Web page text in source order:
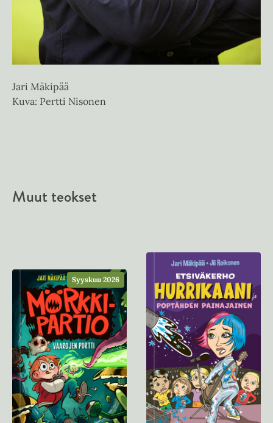
Jari Mäkipää
Kuva: Pertti Nisonen
Muut teokset
Syyskuu 2026